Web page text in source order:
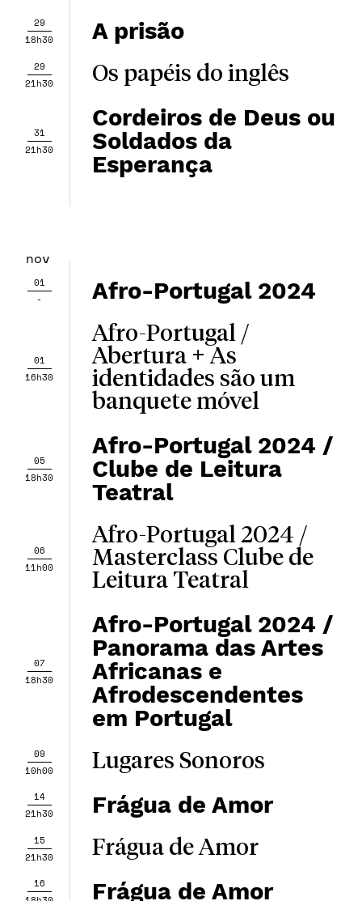
29
18h30
A prisão
29
21h30
Os papéis do inglês
31
21h30
Cordeiros de Deus ou
Soldados da
Esperança
nov
01
-
Afro-Portugal 2024
01
16h30
Afro-Portugal /
Abertura + As
identidades são um
banquete móvel
05
18h30
Afro-Portugal 2024 /
Clube de Leitura
Teatral
06
11h00
Afro-Portugal 2024 /
Masterclass Clube de
Leitura Teatral
07
18h30
Afro-Portugal 2024 /
Panorama das Artes
Africanas e
Afrodescendentes
em Portugal
09
10h00
Lugares Sonoros
14
21h30
Frágua de Amor
15
21h30
Frágua de Amor
16
Frágua de Amor